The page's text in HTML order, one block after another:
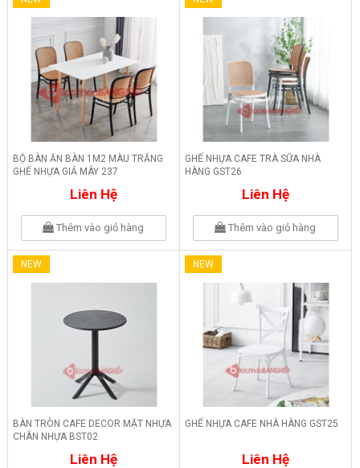
BỘ BÀN ĂN BÀN 1M2 MÀU TRẮNG
GHẾ NHỰA GIẢ MÂY 237
Liên Hệ
Thêm vào giỏ hàng
GHẾ NHỰA CAFE TRÀ SỮA NHÀ
HÀNG GST26
Liên Hệ
Thêm vào giỏ hàng
NEW
BÀN TRÒN CAFE DECOR MẶT NHỰA
CHÂN NHỰA BST02
Liên Hệ
NEW
GHẾ NHỰA CAFE NHÀ HÀNG GST25
Liên Hệ